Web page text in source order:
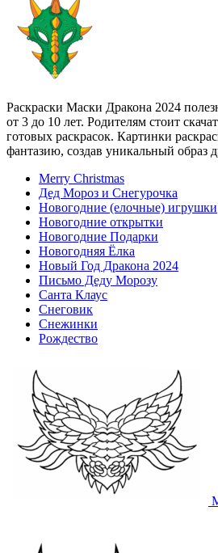
Раскраски Маски Дракона 2024
от 3 до 10 лет. Родителям стоит
готовых раскрасок. Картинки
фантазию, создав уникальный образ
Merry Christmas
Дед Мороз и Снегурочка
Новогодние (елочные) игрушки
Новогодние открытки
Новогодние Подарки
Новогодняя Ёлка
Новый Год Дракона 2024
Письмо Деду Морозу
Санта Клаус
Снеговик
Снежинки
Рождество